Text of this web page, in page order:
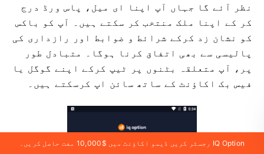
نظر آئے گا جہاں آپ اپنا ای میل، پاس ورڈ درج
کر کے اپنا ملک منتخب کر سکتے ہیں۔ آپ کو باکس
کو نشان زد کرکے شرائط و ضوابط اور رازداری کی
پالیسی سے بھی اتفاق کرنا ہوگا۔ متبادل طور
پر، آپ متعلقہ بٹنوں پر ٹیپ کرکے اپنے گوگل یا
فیس بک اکاؤنٹ کے ساتھ سائن اپ کرسکتے ہیں۔
IQ Option رجسٹر کریں ڈیمو اکاؤنٹ میں $10,000 مفت حاصل کریں۔